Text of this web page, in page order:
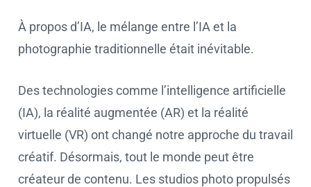
À propos d’IA, le mélange entre l’IA et la
photographie traditionnelle était inévitable.
Des technologies comme l’intelligence artificielle
(IA), la réalité augmentée (AR) et la réalité
virtuelle (VR) ont changé notre approche du travail
créatif. Désormais, tout le monde peut être
créateur de contenu. Les studios photo propulsés